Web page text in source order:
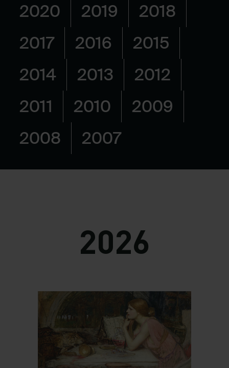
2020
2019
2018
2017
2016
2015
2014
2013
2012
2011
2010
2009
2008
2007
2026